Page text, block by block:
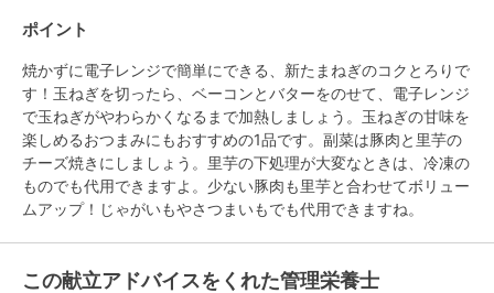
ポイント
焼かずに電子レンジで簡単にできる、新たまねぎのコクとろりで
す！玉ねぎを切ったら、ベーコンとバターをのせて、電子レンジ
で玉ねぎがやわらかくなるまで加熱しましょう。玉ねぎの甘味を
楽しめるおつまみにもおすすめの1品です。副菜は豚肉と里芋の
チーズ焼きにしましょう。里芋の下処理が大変なときは、冷凍の
ものでも代用できますよ。少ない豚肉も里芋と合わせてボリュー
この献立アドバイスをくれた管理栄養士